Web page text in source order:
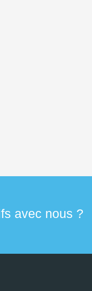
avec nous ?